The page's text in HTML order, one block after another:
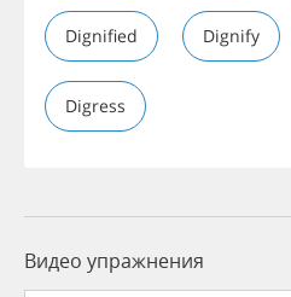
Dignified Dignify
Digress
Видео упражнения